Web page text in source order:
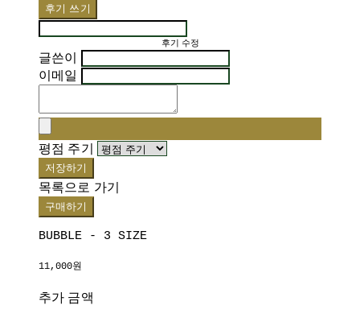
후기 쓰기
후기 수정
글쓴이
이메일
평점 주기
저장하기
목록으로 가기
구매하기
BUBBLE - 3 SIZE
11,000원
추가 금액